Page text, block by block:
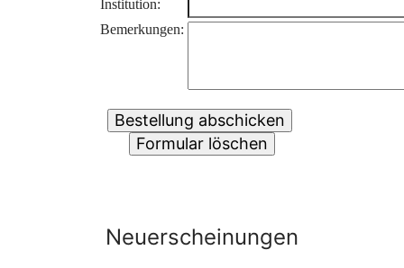
Institution:
Bemerkungen:
Neuerscheinungen